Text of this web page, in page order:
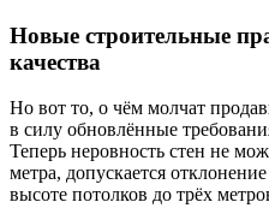
Новые строительные
качества
Но вот то, о чём молчат
в силу обновлённые
Теперь неровность стен не
метра, допускается
высоте потолков до трёх